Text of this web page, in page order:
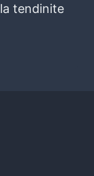
tendinite